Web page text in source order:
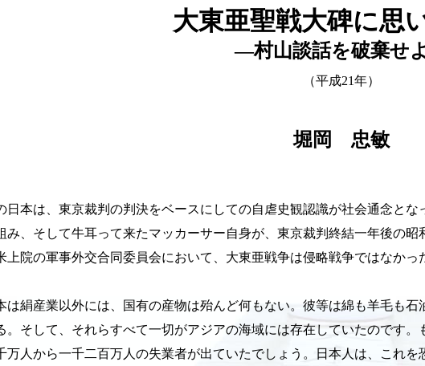
大東亜聖戦大碑に思
―村山談話を破棄せ
（平成21年）
堀岡 忠敏
日本は、東京裁判の判決をベースにしての自虐史観認識が社会通念と
み、そして牛耳って来たマッカーサー自身が、東京裁判終結一年後の
上院の軍事外交合同委員会において、大東亜戦争は侵略戦争ではなかっ
は絹産業以外には、国有の産物は殆んど何もない。彼等は綿も羊毛も
。そして、それらすべて一切がアジアの海域には存在していたのです
万人から一千二百万人の失業者が出ていたでしょう。日本人は、これ